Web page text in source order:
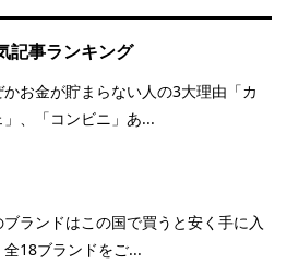
記事ランキング
かお金が貯まらない人の3大理由「カ
」、「コンビニ」あ...
ブランドはこの国で買うと安く手に入
全18ブランドをご...